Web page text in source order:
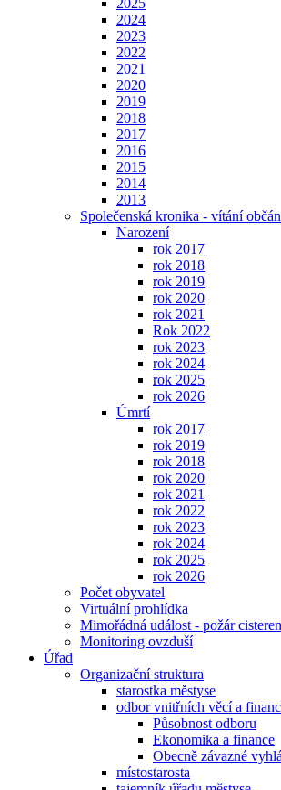
2025
2024
2023
2022
2021
2020
2019
2018
2017
2016
2015
2014
2013
Společenská kronika - vítání
Narození
rok 2017
rok 2018
rok 2019
rok 2020
rok 2021
Rok 2022
rok 2023
rok 2024
rok 2025
rok 2026
Úmrtí
rok 2017
rok 2019
rok 2018
rok 2020
rok 2021
rok 2022
rok 2023
rok 2024
rok 2025
rok 2026
Počet obyvatel
Virtuální prohlídka
Mimořádná událost - požár
Monitoring ovzduší
Úřad
Organizační struktura
starostka městyse
odbor vnitřních věcí a
Působnost odboru
Ekonomika a finance
Obecně závazné
místostarosta